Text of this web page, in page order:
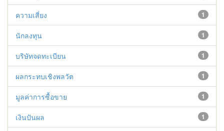
1
ความเสี่ยง
1
นักลงทุน
1
บริษัทจดทะเบียน
1
ผลกระทบเชิงพลวัต
1
มูลค่าการซื้อขาย
1
เงินปันผล